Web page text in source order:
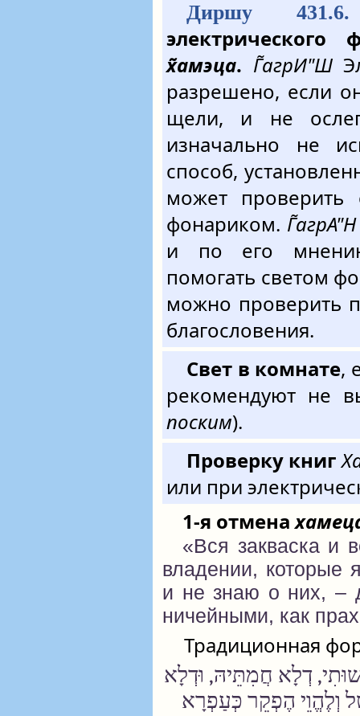
Диршу 431.6.
х̃амэца. Г̃агрИ"Ш
разрешено, если
щели, и не
изначально не
способ,
может проверить
фонариком. Г̃агрА"Н
и по его
помогать светом
можно проверить
благословения.
Свет в комнате,
рекомендуют не
поским).
Проверку книг
или при
1-я отмена
«Вся закваска и
владении, которые
и не знаю о них, –
ничейными, как
Традиционная
דְלָא חֲמִתֵּיהּ, וּדְלָא
וְלֶהֱוֵי הֶפְקֵר כְּעַפְרָא